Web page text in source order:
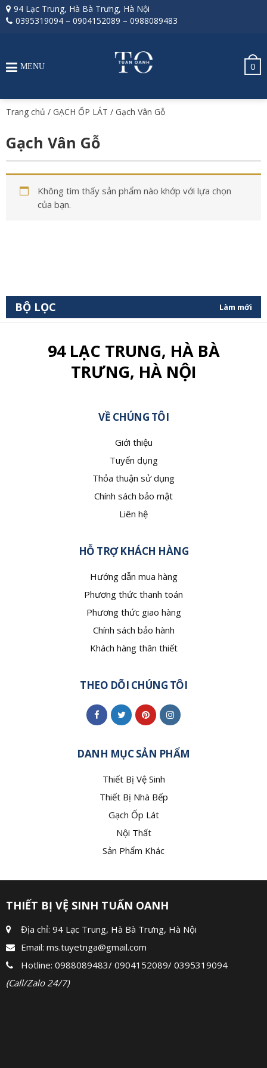
94 Lạc Trung, Hà Bà Trưng, Hà Nội
0395319094 – 0904152089 – 0988089483
0
MENU
Trang chủ / GẠCH ỐP LÁT / Gạch Vân Gỗ
Gạch Vân Gỗ
Không tìm thấy sản phẩm nào khớp với lựa chọn
của bạn.
BỘ LỌC Làm mới
94 LẠC TRUNG, HÀ BÀ
TRƯNG, HÀ NỘI
VỀ CHÚNG TÔI
Giới thiệu
Tuyển dụng
Thỏa thuận sử dụng
Chính sách bảo mật
Liên hệ
HỖ TRỢ KHÁCH HÀNG
Hướng dẫn mua hàng
Phương thức thanh toán
Phương thức giao hàng
Chính sách bảo hành
Khách hàng thân thiết
THEO DÕI CHÚNG TÔI
DANH MỤC SẢN PHẨM
Thiết Bị Vệ Sinh
Thiết Bị Nhà Bếp
Gạch Ốp Lát
Nội Thất
Sản Phẩm Khác
THIẾT BỊ VỆ SINH TUẤN OANH
Địa chỉ: 94 Lạc Trung, Hà Bà Trưng, Hà Nội
Email: ms.tuyetnga@gmail.com
Hotline: 0988089483/ 0904152089/ 0395319094
(Call/Zalo 24/7)